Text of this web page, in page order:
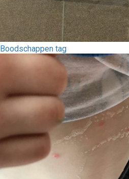
Boodschappen tag